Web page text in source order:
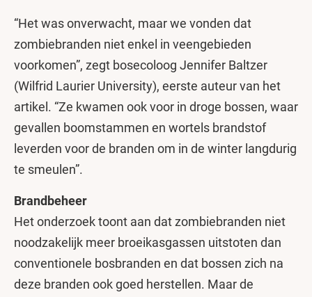
“Het was onverwacht, maar we vonden dat
zombiebranden niet enkel in veengebieden
voorkomen”, zegt bosecoloog Jennifer Baltzer
(Wilfrid Laurier University), eerste auteur van het
artikel. “Ze kwamen ook voor in droge bossen, waar
gevallen boomstammen en wortels brandstof
leverden voor de branden om in de winter langdurig
te smeulen”.
Brandbeheer
Het onderzoek toont aan dat zombiebranden niet
noodzakelijk meer broeikasgassen uitstoten dan
conventionele bosbranden en dat bossen zich na
deze branden ook goed herstellen. Maar de